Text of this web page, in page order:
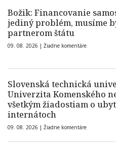
Božik: Financovanie
jediný problém, musíme
partnerom štátu
09. 08. 2026 | Žiadne komentáre
Slovenská technická
Univerzita Komenského
všetkým žiadostiam o
internátoch
09. 08. 2026 | Žiadne komentáre